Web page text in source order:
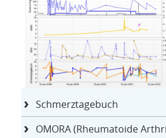
Schmerztagebuch
OMORA (Rheumatoide